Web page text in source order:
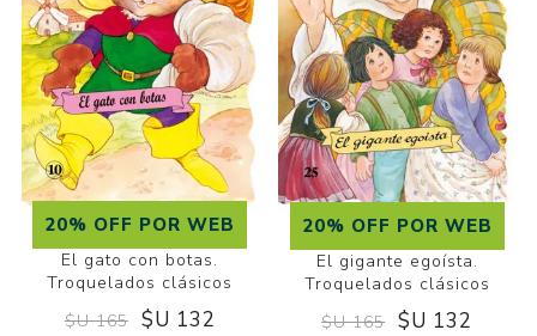
20% OFF POR WEB
El gato con botas.
Troquelados clásicos
$U 165 $U 132
20% OFF POR WEB
El gigante egoísta.
Troquelados clásicos
$U 165 $U 132